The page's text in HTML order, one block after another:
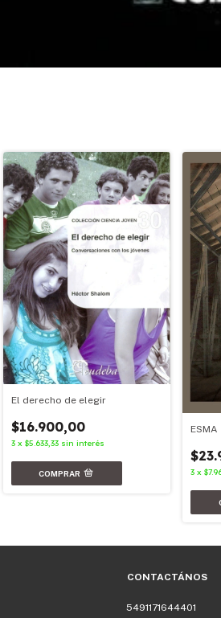
El derecho de elegir
$16.900,00
3 x$5.633,33 sin interés
ESMA
3 x
CONTACTÁNOS
5491171644401